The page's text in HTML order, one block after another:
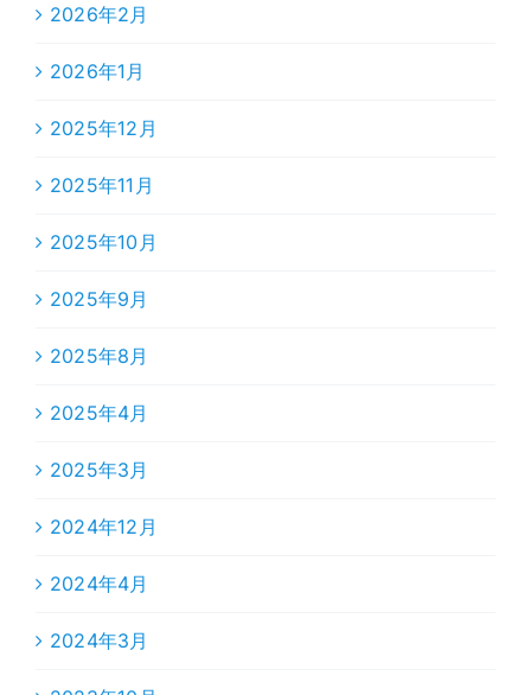
2026年2月
2026年1月
2025年12月
2025年11月
2025年10月
2025年9月
2025年8月
2025年4月
2025年3月
2024年12月
2024年4月
2024年3月